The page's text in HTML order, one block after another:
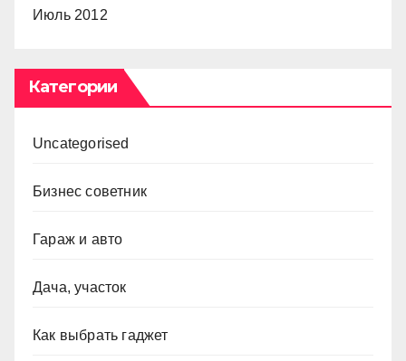
Июль 2012
Категории
Uncategorised
Бизнес советник
Гараж и авто
Дача, участок
Как выбрать гаджет